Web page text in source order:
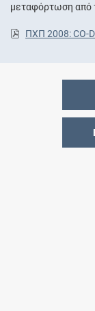
μεταφόρτωση από
ΠΧΠ 2008: CO-